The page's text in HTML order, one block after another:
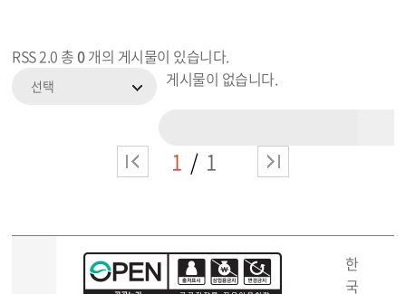
RSS 2.0 총0개의 게시물이 있습니다.
선택 게시물이 없습니다.
1 1
한
국